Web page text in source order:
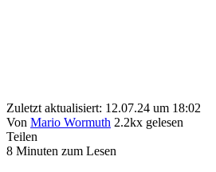
Zuletzt aktualisiert: 12.07.24 um 18:02
Von Mario Wormuth 2.2kx gelesen
Teilen
8 Minuten zum Lesen